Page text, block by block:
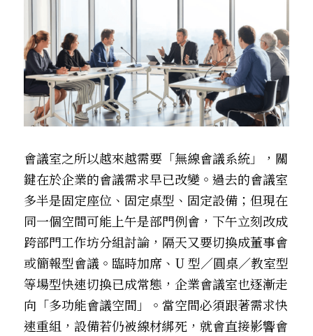
會議室之所以越來越需要「無線會議系統」，關
鍵在於企業的會議需求早已改變。過去的會議室
多半是固定座位、固定桌型、固定設備；但現在
同一個空間可能上午是部門例會，下午立刻改成
跨部門工作坊分組討論，隔天又要切換成董事會
或簡報型會議。臨時加席、U 型／圓桌／教室型
等場型快速切換已成常態，企業會議室也逐漸走
向「多功能會議空間」。當空間必須跟著需求快
速重組，設備若仍被線材綁死，就會直接影響會